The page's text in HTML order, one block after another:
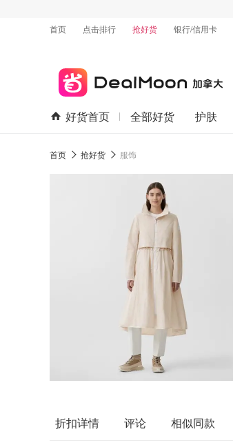
首页
点击排行 抢好货 银行/信用卡
好货首页 全部好货 护肤
首页 抢好货 服饰
折扣详情 评论 相似同款